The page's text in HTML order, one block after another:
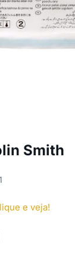
Smith
e veja!